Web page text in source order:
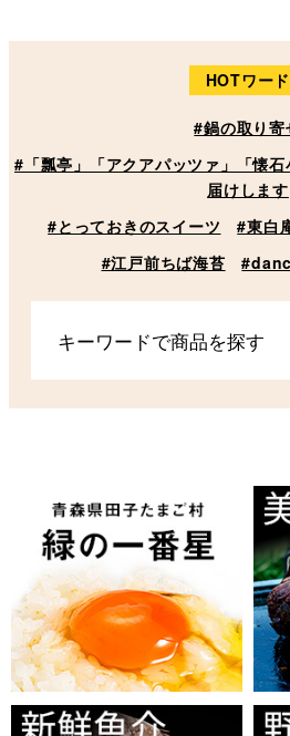
HOTワード
#鍋の取り寄
#「瓢亭」「アクアパッツァ」「懐
届けします
#とっておきのスイーツ
#東白
#江戸前ちば海苔